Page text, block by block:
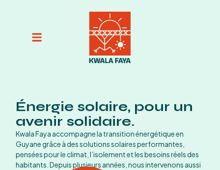
Énergie solaire, pour un
avenir solidaire.
Kwala Faya accompagne la transition énergétique en
Guyane grâce à des solutions solaires performantes,
pensées pour le climat, l’isolement et les besoins réels des
habitants. Depuis plusieurs années, nous intervenons aussi